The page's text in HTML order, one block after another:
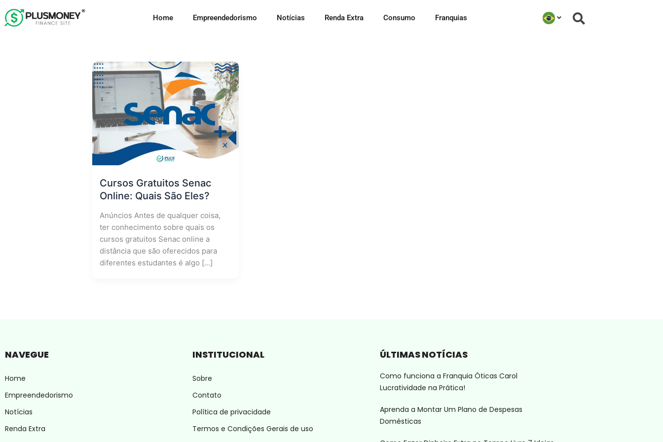
para
Home Empreendedorismo Notícias Renda Extra Consumo Franquias
Cursos Gratuitos Senac
Online: Quais São Eles?
Anúncios Antes de qualquer coisa,
ter conhecimento sobre quais os
cursos gratuitos Senac online a
distância que são oferecidos para
diferentes estudantes é algo […]
NAVEGUE
Home
Empreendedorismo
Notícias
Renda Extra
INSTITUCIONAL
Sobre
Contato
Política de privacidade
Termos e Condições Gerais de uso
ÚLTIMAS NOTÍCIAS
Como funciona a Franquia Óticas Carol
Lucratividade na Prática!
Aprenda a Montar Um Plano de Despesas
Domésticas